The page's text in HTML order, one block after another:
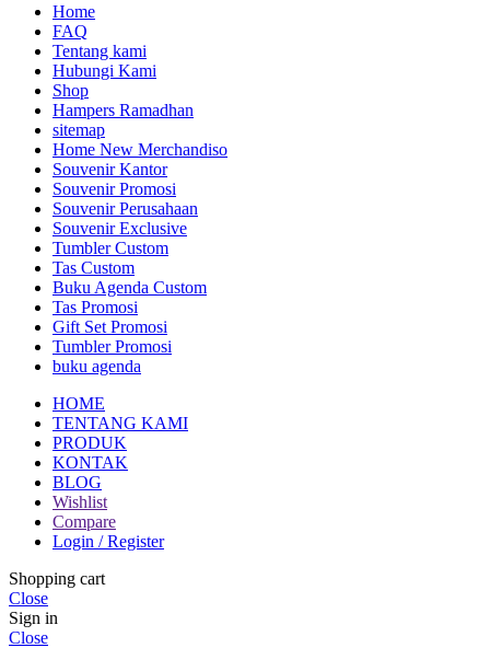
Home
FAQ
Tentang kami
Hubungi Kami
Shop
Hampers Ramadhan
sitemap
Home New Merchandiso
Souvenir Kantor
Souvenir Promosi
Souvenir Perusahaan
Souvenir Exclusive
Tumbler Custom
Tas Custom
Buku Agenda Custom
Tas Promosi
Gift Set Promosi
Tumbler Promosi
buku agenda
HOME
TENTANG KAMI
PRODUK
KONTAK
BLOG
Wishlist
Compare
Login / Register
Shopping cart
Close
Sign in
Close